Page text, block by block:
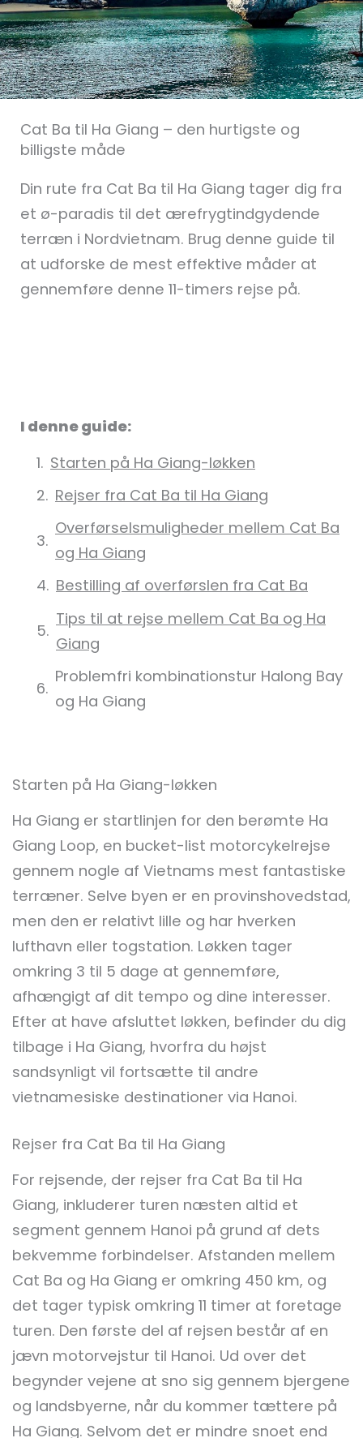
Cat Ba til Ha Giang – den hurtigste og
billigste måde
Din rute fra Cat Ba til Ha Giang tager dig fra
et ø-paradis til det ærefrygtindgydende
terræn i Nordvietnam. Brug denne guide til
at udforske de mest effektive måder at
gennemføre denne 11-timers rejse på.
I denne guide:
Starten på Ha Giang-løkken
Rejser fra Cat Ba til Ha Giang
Overførselsmuligheder mellem Cat Ba
og Ha Giang
Bestilling af overførslen fra Cat Ba
Tips til at rejse mellem Cat Ba og Ha
Giang
Problemfri kombinationstur Halong Bay
og Ha Giang
Starten på Ha Giang-løkken
Ha Giang er startlinjen for den berømte Ha
Giang Loop, en bucket-list motorcykelrejse
gennem nogle af Vietnams mest fantastiske
terræner. Selve byen er en provinshovedstad,
men den er relativt lille og har hverken
lufthavn eller togstation. Løkken tager
omkring 3 til 5 dage at gennemføre,
afhængigt af dit tempo og dine interesser.
Efter at have afsluttet løkken, befinder du dig
tilbage i Ha Giang, hvorfra du højst
sandsynligt vil fortsætte til andre
vietnamesiske destinationer via Hanoi.
Rejser fra Cat Ba til Ha Giang
For rejsende, der rejser fra Cat Ba til Ha
Giang, inkluderer turen næsten altid et
segment gennem Hanoi på grund af dets
bekvemme forbindelser. Afstanden mellem
Cat Ba og Ha Giang er omkring 450 km, og
det tager typisk omkring 11 timer at foretage
turen. Den første del af rejsen består af en
jævn motorvejstur til Hanoi. Ud over det
begynder vejene at sno sig gennem bjergene
og landsbyerne, når du kommer tættere på
Ha Giang. Selvom det er mindre snoet end